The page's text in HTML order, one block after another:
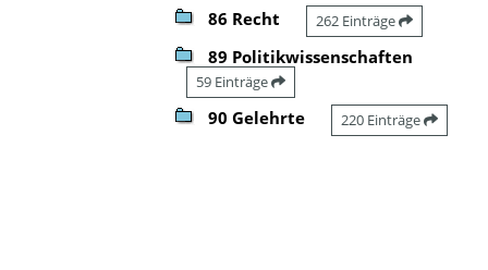
86 Recht 262 Einträge
89 Politikwissenschaften
59 Einträge
90 Gelehrte 220 Einträge